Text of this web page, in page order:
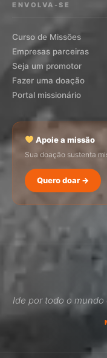
ENVOLVA-SE
Curso de Missões
Empresas parceiras
Seja um promotor
Fazer uma doação
Portal missionário
Apoie a missão
Sua doação sustenta
Quero doar →
Ide por todo o mundo
Como faço para